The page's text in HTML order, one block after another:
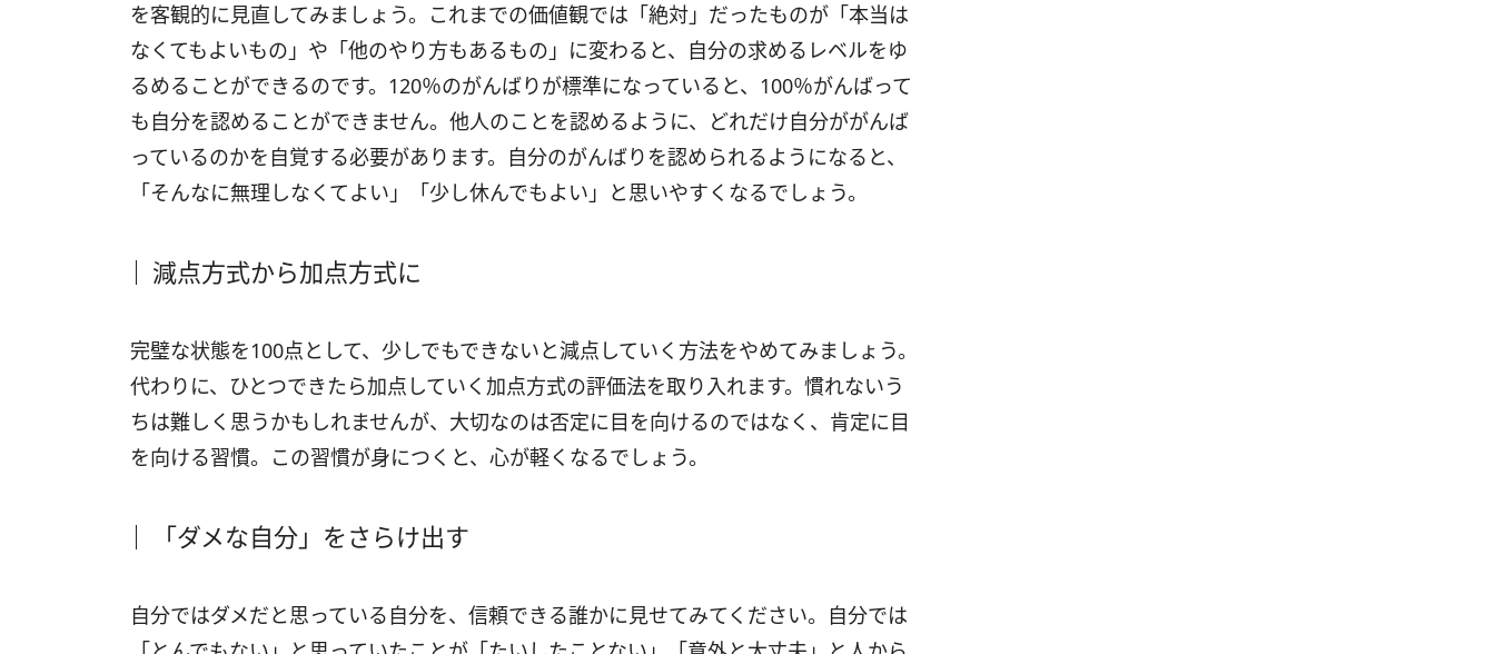
を客観的に見直してみましょう。これまでの価値観では「絶対」だったものが「本当は
なくてもよいもの」や「他のやり方もあるもの」に変わると、自分の求めるレベルをゆ
るめることができるのです。120％のがんばりが標準になっていると、100％がんばって
も自分を認めることができません。他人のことを認めるように、どれだけ自分ががんば
っているのかを自覚する必要があります。自分のがんばりを認められるようになると、
「そんなに無理しなくてよい」「少し休んでもよい」と思いやすくなるでしょう。
減点方式から加点方式に
完璧な状態を100点として、少しでもできないと減点していく方法をやめてみましょう。
代わりに、ひとつできたら加点していく加点方式の評価法を取り入れます。慣れないう
ちは難しく思うかもしれませんが、大切なのは否定に目を向けるのではなく、肯定に目
を向ける習慣。この習慣が身につくと、心が軽くなるでしょう。
「ダメな自分」をさらけ出す
自分ではダメだと思っている自分を、信頼できる誰かに見せてみてください。自分では